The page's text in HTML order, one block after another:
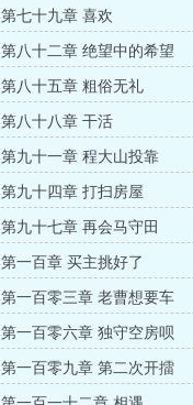
第七十九章 喜欢
第八十二章 绝望中的希望
第八十五章 粗俗无礼
第八十八章 干活
第九十一章 程大山投靠
第九十四章 打扫房屋
第九十七章 再会马守田
第一百章 买主挑好了
第一百零三章 老曹想要车
第一百零六章 独守空房呗
第一百零九章 第二次开擂